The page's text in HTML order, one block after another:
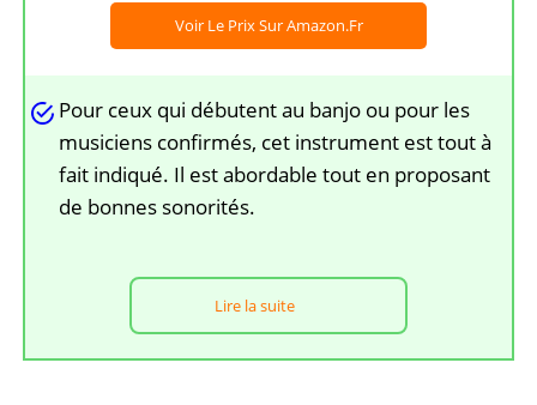
Voir Le Prix Sur Amazon.fr
Pour ceux qui débutent au banjo ou pour les
musiciens confirmés, cet instrument est tout à
fait indiqué. Il est abordable tout en proposant
de bonnes sonorités.
Lire la suite